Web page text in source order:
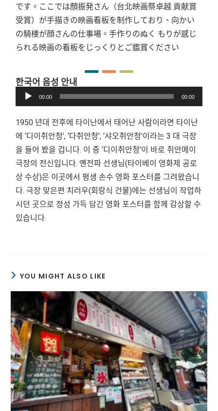
です。ここでは顏振発さん（台北映画祭卓越 貢献賞
受賞）が手描きの映画看板を制作しており、向かい
の騎楼が顔さんの仕事場。手作りのぬく もりが感じ
られる映画の看板をじっくりとご鑑賞ください
한국어 음성 안내
訊
播
放
器
00:00 00:00
1950 년대 전후에 타이난에서 태어난 사람이라면 타이난
에 ‘디이취안청’, ‘다취안청’, ‘샤오취안청’이라는 3 대 극장
을 들어 봤을 겁니다. 이 중 ‘디이취안청’이 바로 취안메이
극장의 전신입니다. 옌전파 선생님(타이베이 영화제 공로
상 수상)은 이곳에서 평생 손수 영화 포스터를 그려왔습니
다. 극장 맞은편 치러우(회랑식 건물)에는 선생님이 작업하
시던 곳으로 정성 가득 담긴 영화 포스터를 함께 감상할 수
있습니다.
YOU MIGHT ALSO LIKE